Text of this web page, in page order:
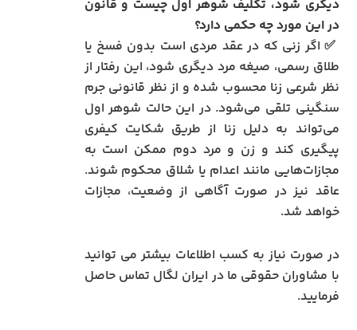
دیگری شود، تکلیف شوهر اول چیست و قانون
در این مورد چه حکمی دارد؟
✅ اگر زنی که در عقد مردی است بدون فسخ یا
طلاق رسمی، صیغه مرد دیگری شود، این رفتار از
نظر شرعی زنا محسوب شده و از نظر قانونی جرم
سنگینی تلقی می‌شود. در این حالت شوهر اول
می‌تواند به دلیل زنا از طریق شکایت کیفری
پیگیری کند و زن و مرد دوم ممکن است به
مجازات‌هایی مانند اعدام یا شلاق محکوم شوند.
عاقد نیز در صورت آگاهی از وضعیت، مجازات
خواهد شد.
در صورت نیاز به کسب اطلاعات بیشتر می توانید
با مشاوران حقوقی ما در ایران لگال تماس حاصل
فرمایید.